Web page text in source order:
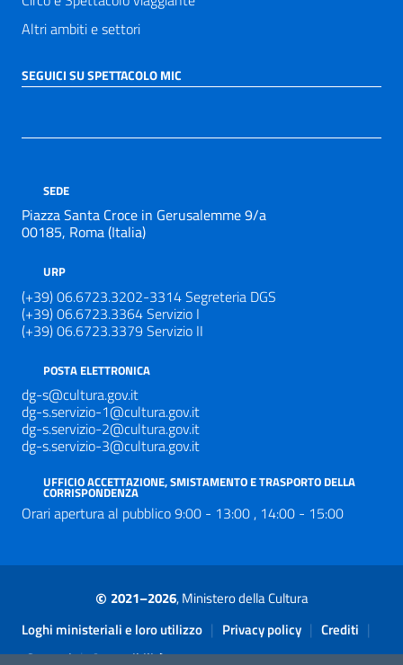
Altri ambiti e settori
SEGUICI SU SPETTACOLO MIC
SEDE
Piazza Santa Croce in Gerusalemme 9/a
00185, Roma (Italia)
URP
(+39) 06.6723.3202-3314 Segreteria DGS
(+39) 06.6723.3364 Servizio I
(+39) 06.6723.3379 Servizio II
POSTA ELETTRONICA
dg-s@cultura.gov.it
dg-s.servizio-1@cultura.gov.it
dg-s.servizio-2@cultura.gov.it
dg-s.servizio-3@cultura.gov.it
UFFICIO ACCETTAZIONE, SMISTAMENTO E TRASPORTO DELLA
CORRISPONDENZA
Orari apertura al pubblico 9:00 - 13:00 , 14:00 - 15:00
© 2021–2026, Ministero della Cultura
Sezione Link Utili
Loghi ministeriali e loro utilizzo | Privacy policy | Crediti |
Contatti | Accessibilità